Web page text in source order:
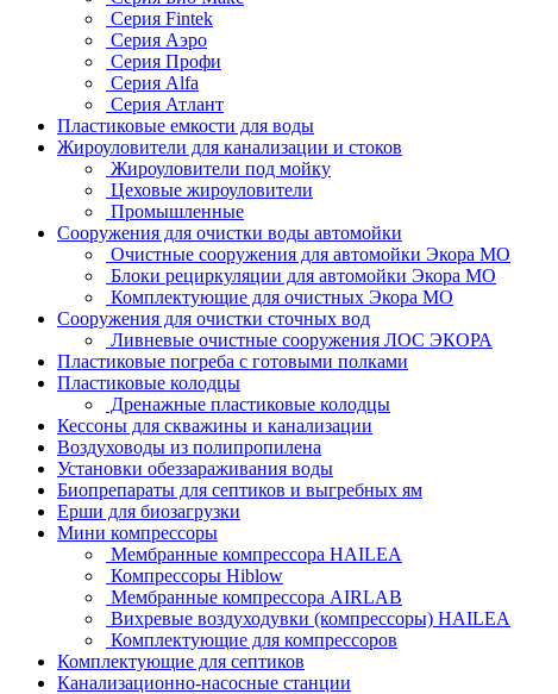
Серия Fintek
Серия Аэро
Серия Профи
Серия Alfa
Серия Атлант
Пластиковые емкости для воды
Жироуловители для канализации и стоков
Жироуловители под мойку
Цеховые жироуловители
Промышленные
Сооружения для очистки воды автомойки
Очистные сооружения для автомойки Экора МО
Блоки рециркуляции для автомойки Экора МО
Комплектующие для очистных Экора МО
Сооружения для очистки сточных вод
Ливневые очистные сооружения ЛОС ЭКОРА
Пластиковые погреба с готовыми полками
Пластиковые колодцы
Дренажные пластиковые колодцы
Кессоны для скважины и канализации
Воздуховоды из полипропилена
Установки обеззараживания воды
Биопрепараты для септиков и выгребных ям
Ерши для биозагрузки
Мини компрессоры
Мембранные компрессора HAILEA
Компрессоры Hiblow
Мембранные компрессора AIRLAB
Вихревые воздуходувки (компрессоры) HAILEA
Комплектующие для компрессоров
Комплектующие для септиков
Канализационно-насосные станции